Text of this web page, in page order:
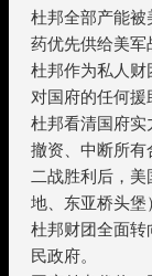
杜邦全部产能
药优先供给美军
杜邦作为私人
对国府的任何援
杜邦看清国府
撤资、中断所有
二战胜利后，
地、东亚桥头堡
杜邦财团全面
民政府。